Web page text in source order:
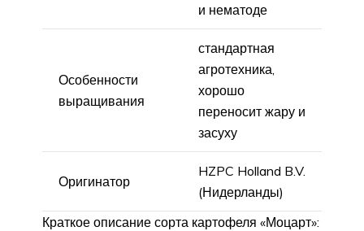
и нематоде
Особенности
выращивания
стандартная
агротехника,
хорошо
переносит жару и
засуху
Оригинатор
HZPC Holland B.V.
(Нидерланды)
Краткое описание сорта картофеля «Моцарт»: